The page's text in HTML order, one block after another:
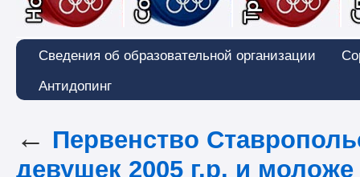
Сведения об образовательной организации
Антидопинг
← Первенство
девушек 2005 г.р. и моложе